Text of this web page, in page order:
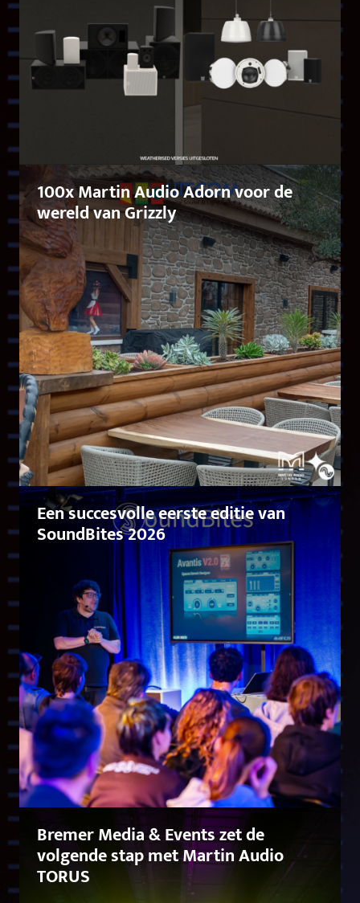
100x Martin Audio Adorn voor de
wereld van Grizzly
Een succesvolle eerste editie van
SoundBites 2026
Bremer Media & Events zet de
volgende stap met Martin Audio
TORUS